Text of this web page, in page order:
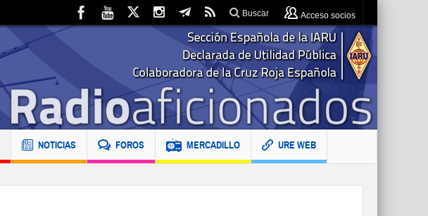
Buscar Acceso socios
NOTICIAS FOROS MERCADILLO URE WEB